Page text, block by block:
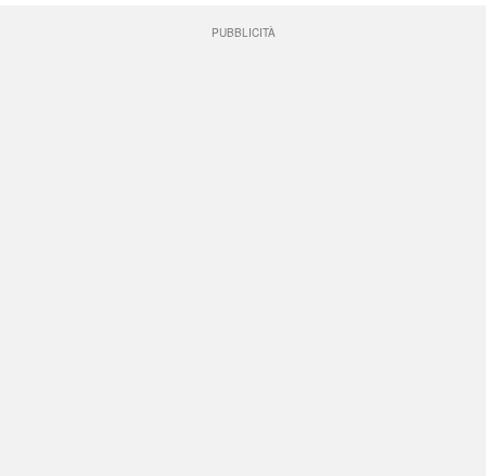
PUBBLICITÀ